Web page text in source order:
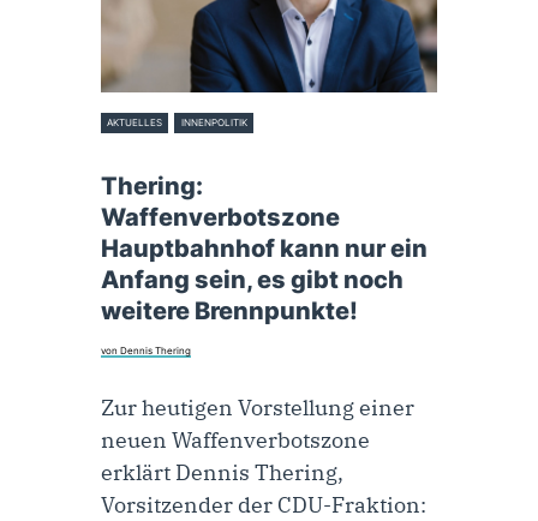
AKTUELLES INNENPOLITIK
Thering:
Waffenverbotszone
Hauptbahnhof kann nur ein
Anfang sein, es gibt noch
weitere Brennpunkte!
von Dennis Thering
Zur heutigen Vorstellung einer
neuen Waffenverbotszone
erklärt Dennis Thering,
Vorsitzender der CDU-Fraktion: